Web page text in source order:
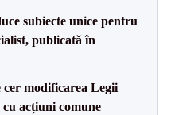
subiecte unice pentru
publicată în
cer modificarea Legii
acțiuni comune